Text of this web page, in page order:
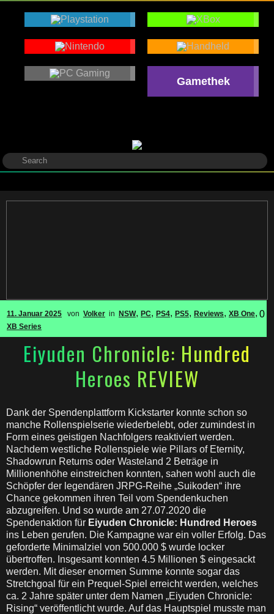
Gamethek
11. Januar 2025 von Volker in NSW, PC, PS4, PS5, Reviews, XB One,
XB Series
0
Eiyuden Chronicle: Hundred
Heroes REVIEW
Dank der Spendenplattform Kickstarter konnte schon so
manche Rollenspielserie wiederbelebt, oder zumindest in
Form eines geistigen Nachfolgers reaktiviert werden.
Nachdem westliche Rollenspiele wie Pillars of Eternity,
Shadowrun Returns oder Wasteland 2 Beträge in
Millionenhöhe einstreichen konnten, sahen wohl auch die
Schöpfer der legendären JRPG-Reihe „Suikoden“ ihre
Chance gekommen ihren Teil vom Spendenkuchen
abzugreifen. Und so wurde am 27.07.2020 die
Spendenaktion für Eiyuden Chronicle: Hundred Heroes
ins Leben gerufen. Die Kampagne war ein voller Erfolg. Das
geforderte Minimalziel von 500.000 $ wurde locker
übertroffen. Insgesamt konnten 4.5 Millionen $ eingesackt
werden. Mit dieser enormen Summe konnte sogar das
Stretchgoal für ein Prequel-Spiel erreicht werden, welches
ca. 2 Jahre später unter dem Namen „Eiyuden Chronicle:
Rising“ veröffentlicht wurde. Auf das Hauptspiel musste man